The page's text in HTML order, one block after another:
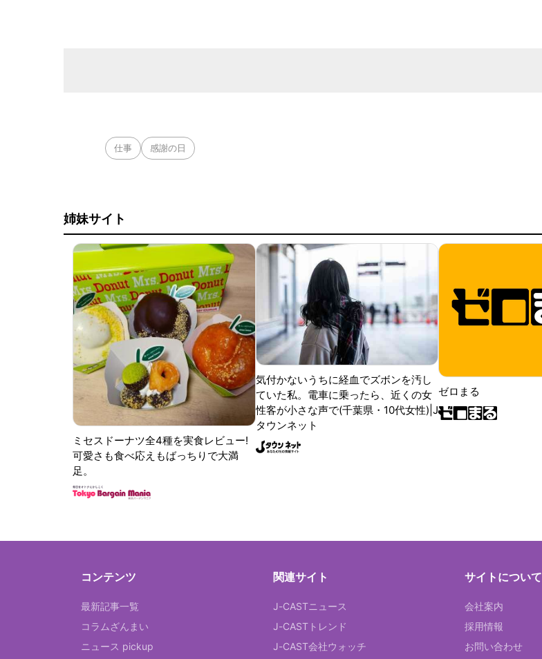
仕事 感謝の日
姉妹サイト
ミセスドーナツ全4種を実食レビュー!
可愛さも食べ応えもばっちりで大満
足。
気付かないうちに経血でズボンを汚し
ていた私。電車に乗ったら、近くの女
性客が小さな声で(千葉県・10代女性)|J
タウンネット
ゼロまる
コンテンツ
最新記事一覧
コラムざんまい
ニュース pickup
関連サイト
J-CASTニュース
J-CASTトレンド
J-CAST会社ウォッチ
サイトについて
会社案内
採用情報
お問い合わせ